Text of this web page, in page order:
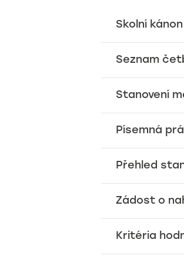
Školní
Seznam
Stanovení
Písemná
Přehled
Žádost o
Kritéria